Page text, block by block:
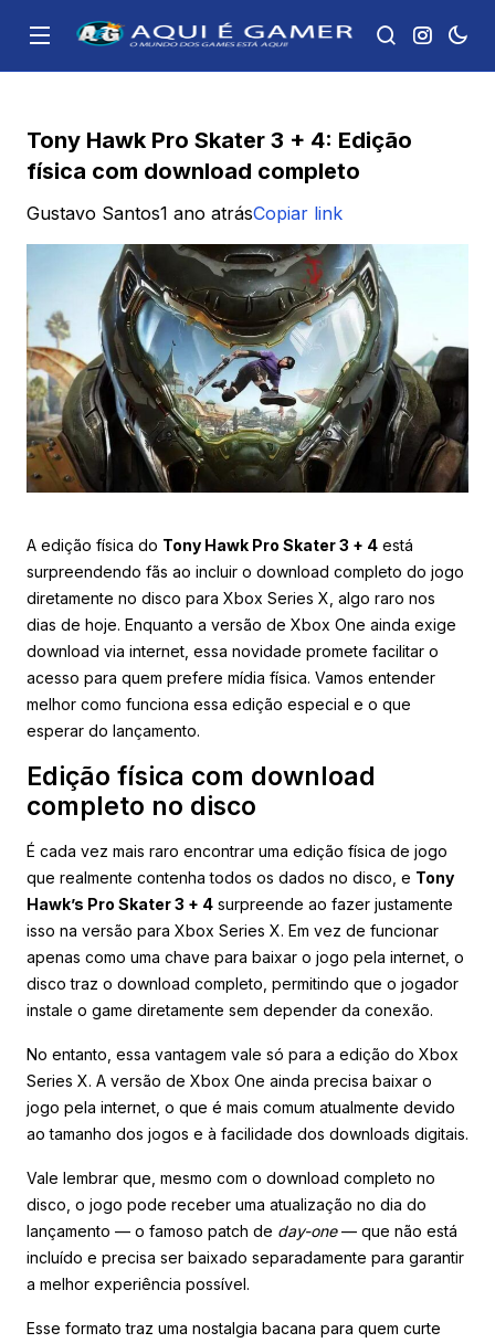
Tony Hawk Pro Skater 3 + 4: Edição
física com download completo
Gustavo Santos1 ano atrásCopiar link
A edição física do Tony Hawk Pro Skater 3 + 4 está
surpreendendo fãs ao incluir o download completo do jogo
diretamente no disco para Xbox Series X, algo raro nos
dias de hoje. Enquanto a versão de Xbox One ainda exige
download via internet, essa novidade promete facilitar o
acesso para quem prefere mídia física. Vamos entender
melhor como funciona essa edição especial e o que
esperar do lançamento.
Edição física com download
completo no disco
É cada vez mais raro encontrar uma edição física de jogo
que realmente contenha todos os dados no disco, e Tony
Hawk’s Pro Skater 3 + 4 surpreende ao fazer justamente
isso na versão para Xbox Series X. Em vez de funcionar
apenas como uma chave para baixar o jogo pela internet, o
disco traz o download completo, permitindo que o jogador
instale o game diretamente sem depender da conexão.
No entanto, essa vantagem vale só para a edição do Xbox
Series X. A versão de Xbox One ainda precisa baixar o
jogo pela internet, o que é mais comum atualmente devido
ao tamanho dos jogos e à facilidade dos downloads digitais.
Vale lembrar que, mesmo com o download completo no
disco, o jogo pode receber uma atualização no dia do
lançamento — o famoso patch de day-one— que não está
incluído e precisa ser baixado separadamente para garantir
a melhor experiência possível.
Esse formato traz uma nostalgia bacana para quem curte